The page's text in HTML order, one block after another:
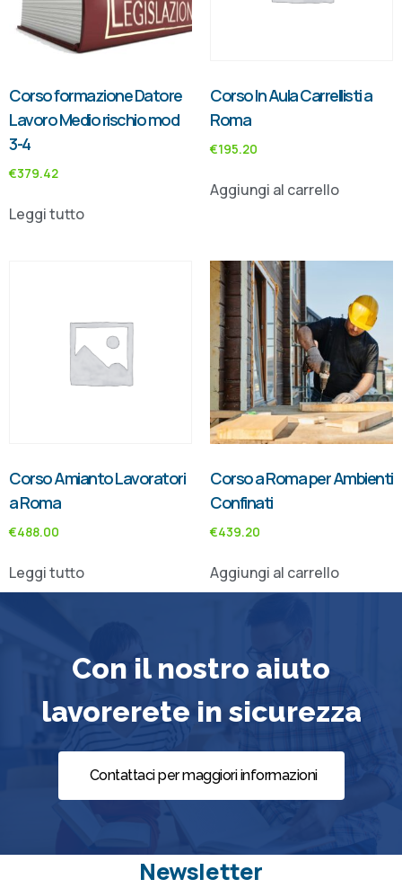
Corso formazione Datore
Lavoro Medio rischio mod
3-4
€379.42
Leggi tutto
Corso In Aula Carrellisti a
Roma
€195.20
Aggiungi al carrello
Corso Amianto Lavoratori
a Roma
€488.00
Leggi tutto
Corso a Roma per Ambienti
Confinati
€439.20
Aggiungi al carrello
Con il nostro aiuto
lavorerete in sicurezza
Contattaci per maggiori informazioni
Newsletter